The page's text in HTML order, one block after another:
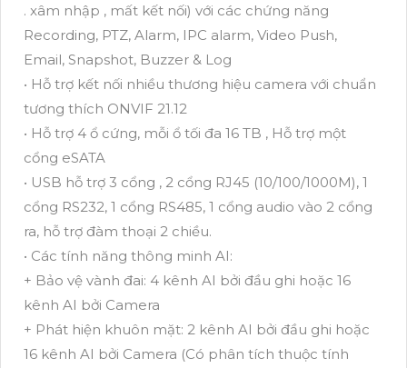
. xâm nhập , mất kết nối) với các chứng năng
Recording, PTZ, Alarm, IPC alarm, Video Push,
Email, Snapshot, Buzzer & Log
• Hỗ trợ kết nối nhiều thương hiệu camera với chuẩn
tương thích ONVIF 21.12
• Hỗ trợ 4 ổ cứng, mỗi ổ tối đa 16 TB , Hỗ trợ một
cổng eSATA
• USB hỗ trợ 3 cổng , 2 cổng RJ45 (10/100/1000M), 1
cổng RS232, 1 cổng RS485, 1 cổng audio vào 2 cổng
ra, hỗ trợ đàm thoại 2 chiều.
• Các tính năng thông minh AI:
+ Bảo vệ vành đai: 4 kênh AI bởi đầu ghi hoặc 16
kênh AI bởi Camera
+ Phát hiện khuôn mặt: 2 kênh AI bởi đầu ghi hoặc
16 kênh AI bởi Camera (Có phân tích thuộc tính